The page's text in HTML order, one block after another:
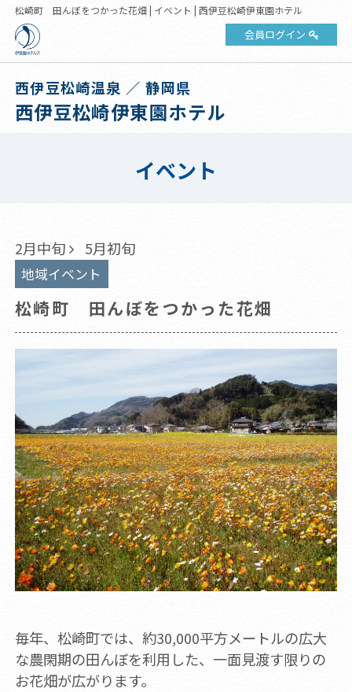
松崎町 田んぼをつかった花畑 | イベント | 西伊豆松崎伊東園ホテル
会員ログイン
西伊豆松崎温泉 ／ 静岡県
西伊豆松崎伊東園ホテル
イベント
2月中旬 5月初旬
地域イベント
松崎町 田んぼをつかった花畑
毎年、松崎町では、約30,000平方メートルの広大
な農閑期の田んぼを利用した、一面見渡す限りの
お花畑が広がります。